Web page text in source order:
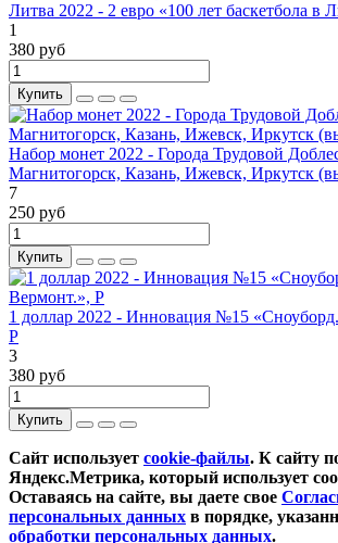
Литва 2022 - 2 евро «100 лет баскетбола в
1
380 руб
Купить
Набор монет 2022 - Города Трудовой
Магнитогорск, Казань, Ижевск, Иркутск
7
250 руб
Купить
1 доллар 2022 - Инновация №15
P
3
380 руб
Купить
Сайт использует cookie-файлы. К cайту
Яндекс.Метрика, который использует
Оставаясь на сайте, вы даете свое
персональных данных в порядке,
обработки персональных данных.